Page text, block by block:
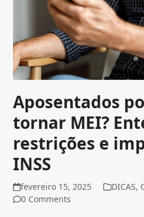
Aposentados
tornar MEI?
restrições e
INSS
fevereiro 15, 2025 DICAS,
0 Comments